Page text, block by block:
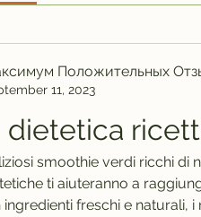
Положительных
11, 2023
dietetica
smoothie verdi ricchi di
ti aiuteranno a
ingredienti freschi e naturali,